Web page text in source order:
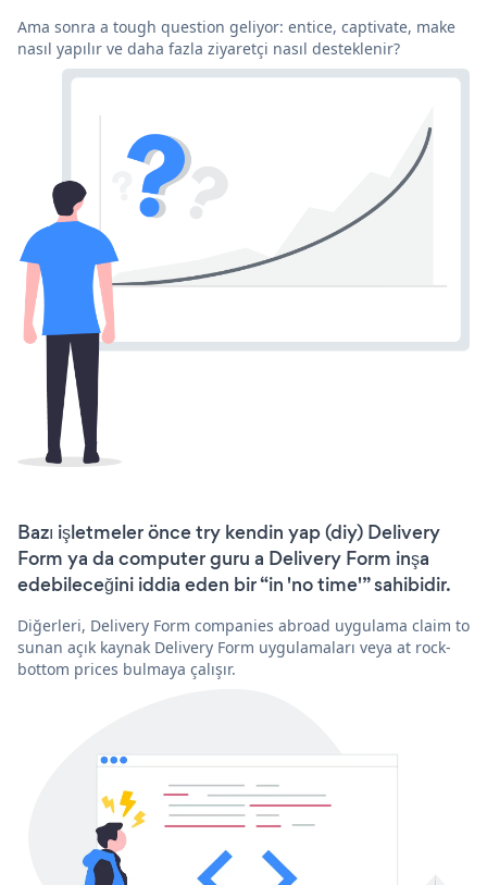
Ama sonra a tough question geliyor: entice, captivate, make
nasıl yapılır ve daha fazla ziyaretçi nasıl desteklenir?
Bazı işletmeler önce try kendin yap (diy) Delivery
Form ya da computer guru a Delivery Form inşa
edebileceğini iddia eden bir “in 'no time'” sahibidir.
Diğerleri, Delivery Form companies abroad uygulama claim to
sunan açık kaynak Delivery Form uygulamaları veya at rock-
bottom prices bulmaya çalışır.